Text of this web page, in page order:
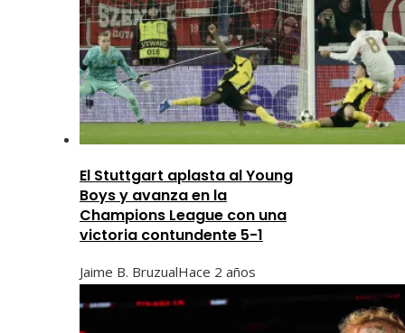
El Stuttgart aplasta al Young
Boys y avanza en la
Champions League con una
victoria contundente 5-1
Jaime B. BruzualHace 2 años